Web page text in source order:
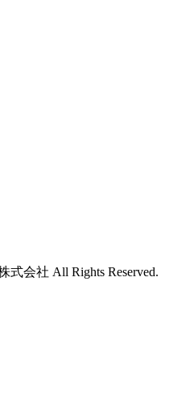
会社 All Rights Reserved.